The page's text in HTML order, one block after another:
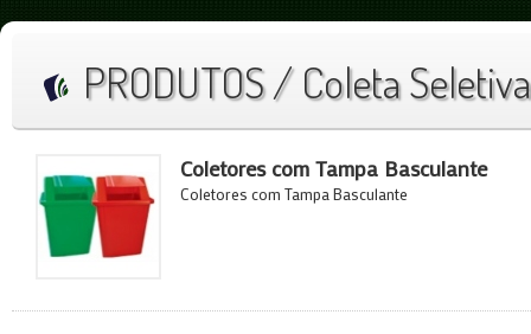
PRODUTOS / Coleta Seletiva
Coletores com Tampa Basculante
Coletores com Tampa Basculante